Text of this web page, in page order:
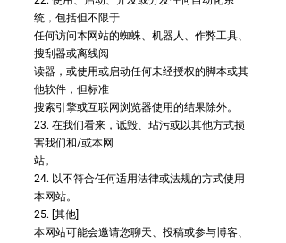
统，包括但不限于
任何访问本网站的蜘蛛、机器人、作弊工具、
搜刮器或离线阅
读器，或使用或启动任何未经授权的脚本或其
他软件，但标准
搜索引擎或互联网浏览器使用的结果除外。
23. 在我们看来，诋毁、玷污或以其他方式损
害我们和/或本网
站。
24. 以不符合任何适用法律或法规的方式使用
本网站。
25. [其他]
本网站可能会邀请您聊天、投稿或参与博客、